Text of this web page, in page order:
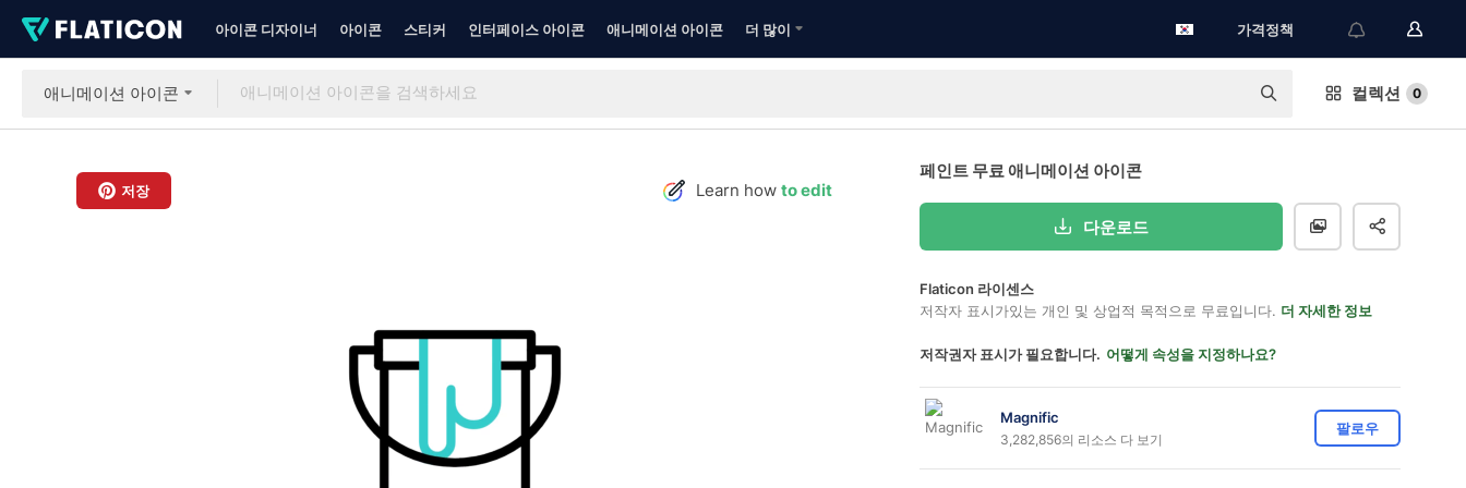
아이콘 디자이너 아이콘 스티커 인터페이스 아이콘 애니메이션 아이콘 더 많이 가격정책
애니메이션 아이콘 컬렉션 0
저장 Learn how to edit
페인트 무료 애니메이션 아이콘
다운로드
Flaticon 라이센스
저작자 표시가있는 개인 및 상업적 목적으로 무료입니다. 더 자세한 정보
저작권자 표시가 필요합니다. 어떻게 속성을 지정하나요?
Magnific
3,282,856의 리소스 다 보기
팔로우